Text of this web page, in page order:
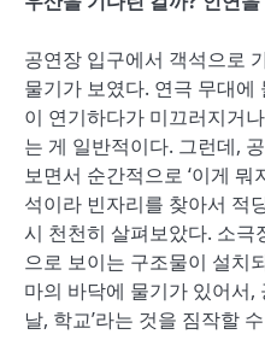
공연장 입구에서 객석으로
물기가 보였다. 연극 무대
이 연기하다가 미끄러지거
는 게 일반적이다. 그런데,
보면서 순간적으로 ‘이게 뭐
석이라 빈자리를 찾아서 적
시 천천히 살펴보았다. 소
으로 보이는 구조물이 설치
마의 바닥에 물기가 있어서,
날, 학교’라는 것을 짐작할